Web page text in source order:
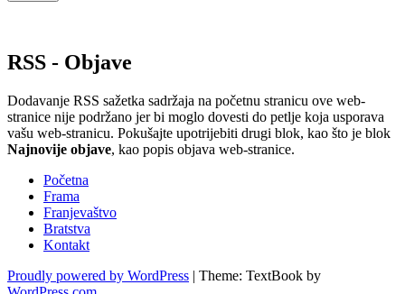
RSS - Objave
Dodavanje RSS sažetka sadržaja na početnu stranicu ove web-
stranice nije podržano jer bi moglo dovesti do petlje koja usporava
vašu web-stranicu. Pokušajte upotrijebiti drugi blok, kao što je blok
Najnovije objave, kao popis objava ​​web-stranice.
Početna
Frama
Franjevaštvo
Bratstva
Kontakt
Proudly powered by WordPress | Theme: TextBook by